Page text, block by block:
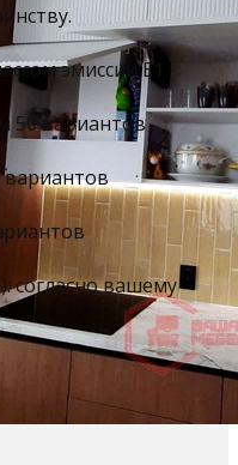
эмиссии Е1
50 вариантов
вариантов
согласно вашему